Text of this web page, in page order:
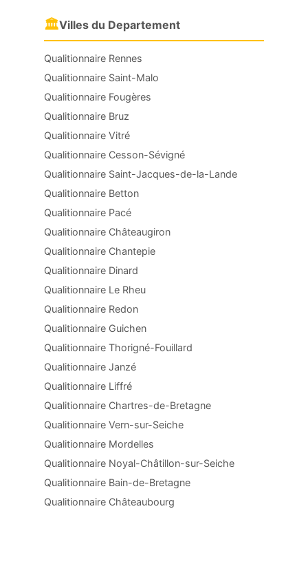
🏛Villes du Departement
Qualitionnaire Rennes
Qualitionnaire Saint-Malo
Qualitionnaire Fougères
Qualitionnaire Bruz
Qualitionnaire Vitré
Qualitionnaire Cesson-Sévigné
Qualitionnaire Saint-Jacques-de-la-Lande
Qualitionnaire Betton
Qualitionnaire Pacé
Qualitionnaire Châteaugiron
Qualitionnaire Chantepie
Qualitionnaire Dinard
Qualitionnaire Le Rheu
Qualitionnaire Redon
Qualitionnaire Guichen
Qualitionnaire Thorigné-Fouillard
Qualitionnaire Janzé
Qualitionnaire Liffré
Qualitionnaire Chartres-de-Bretagne
Qualitionnaire Vern-sur-Seiche
Qualitionnaire Mordelles
Qualitionnaire Noyal-Châtillon-sur-Seiche
Qualitionnaire Bain-de-Bretagne
Qualitionnaire Châteaubourg